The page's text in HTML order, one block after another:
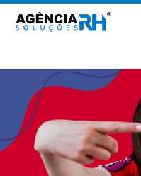
para
conteúdo